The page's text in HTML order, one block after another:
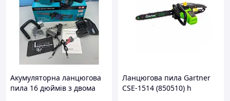
Акумуляторна ланцюгова
пила 16 дюймів з двома
Ланцюгова пила Gartner
CSE-1514 (850510) h